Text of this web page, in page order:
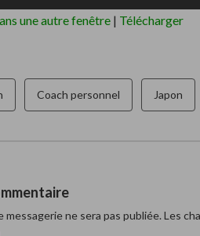
une autre fenêtre | Télécharger
Coach personnel Japon
messagerie ne sera pas publiée. Les